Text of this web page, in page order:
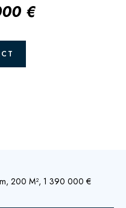
€
200 M², 1 390 000 €